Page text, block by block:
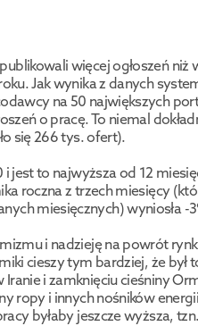
więcej ogłoszeń
Jak wynika z danych
na 50 największych
o pracę. To niemal
się 266 tys. ofert).
jest to najwyższa od 12
roczna z trzech miesięcy
miesięcznych) wyniosła
i nadzieję na powrót
cieszy tym bardziej, że był
i zamknięciu cieśniny
ropy i innych nośników
byłaby jeszcze wyższa,